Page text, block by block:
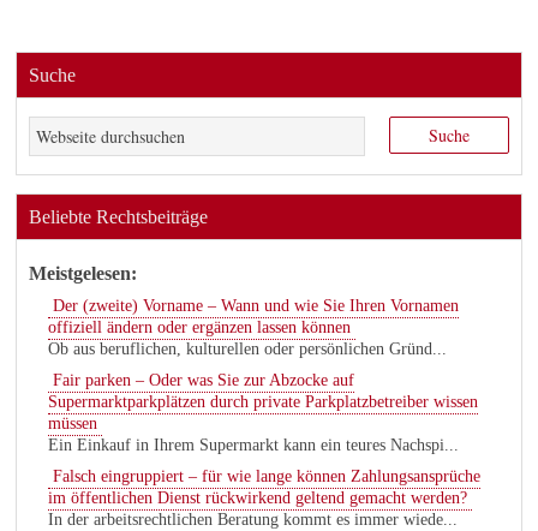
Suche
Beliebte Rechtsbeiträge
Meistgelesen:
Der (zweite) Vorname – Wann und wie Sie Ihren Vornamen
offiziell ändern oder ergänzen lassen können
Ob aus beruflichen, kulturellen oder persönlichen Gründ...
Fair parken – Oder was Sie zur Abzocke auf
Supermarktparkplätzen durch private Parkplatzbetreiber wissen
müssen
Ein Einkauf in Ihrem Supermarkt kann ein teures Nachspi...
Falsch eingruppiert – für wie lange können Zahlungsansprüche
im öffentlichen Dienst rückwirkend geltend gemacht werden?
In der arbeitsrechtlichen Beratung kommt es immer wiede...